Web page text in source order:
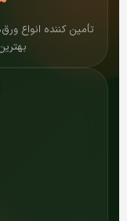
تأمین کننده انواع